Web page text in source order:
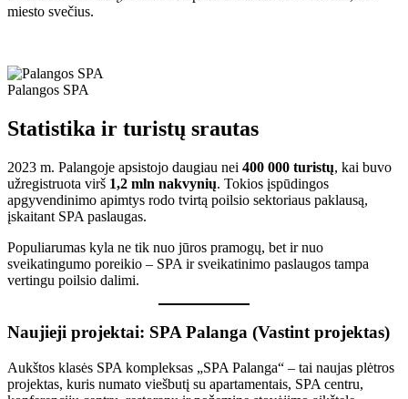
miesto svečius.
Palangos SPA
Statistika ir turistų srautas
2023 m. Palangoje apsistojo daugiau nei 400 000 turistų, kai buvo
užregistruota virš 1,2 mln nakvynių. Tokios įspūdingos
apgyvendinimo apimtys rodo tvirtą poilsio sektoriaus paklausą,
įskaitant SPA paslaugas.
Populiarumas kyla ne tik nuo jūros pramogų, bet ir nuo
sveikatingumo poreikio – SPA ir sveikatinimo paslaugos tampa
vertingu poilsio dalimi.
Naujieji projektai: SPA Palanga (Vastint projektas)
Aukštos klasės SPA kompleksas „SPA Palanga“ – tai naujas plėtros
projektas, kuris numato viešbutį su apartamentais, SPA centru,